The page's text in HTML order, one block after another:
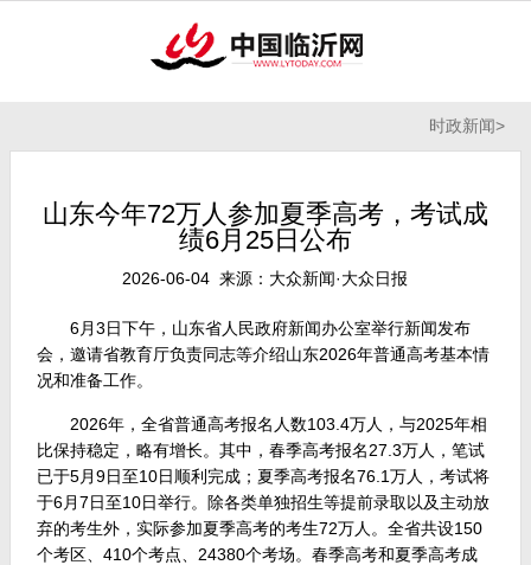
时政新闻>
山东今年72万人参加夏季高考，考试成
绩6月25日公布
2026-06-04 来源：大众新闻·大众日报
6月3日下午，山东省人民政府新闻办公室举行新闻发布
会，邀请省教育厅负责同志等介绍山东2026年普通高考基本情
况和准备工作。
2026年，全省普通高考报名人数103.4万人，与2025年相
比保持稳定，略有增长。其中，春季高考报名27.3万人，笔试
已于5月9日至10日顺利完成；夏季高考报名76.1万人，考试将
于6月7日至10日举行。除各类单独招生等提前录取以及主动放
弃的考生外，实际参加夏季高考的考生72万人。全省共设150
个考区、410个考点、24380个考场。春季高考和夏季高考成